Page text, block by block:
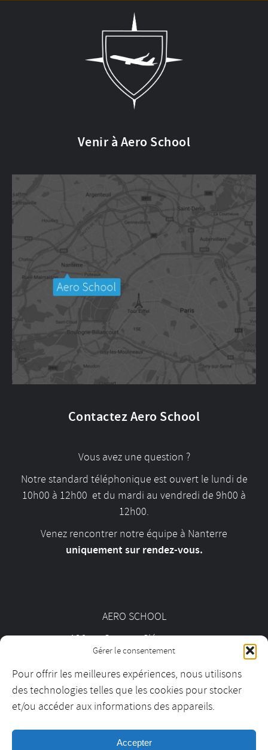
Gérer le consentement
Pour offrir les meilleures expériences, nous utilisons
des technologies telles que les cookies pour stocker
et/ou accéder aux informations des appareils.
Accepter
Venir à Aero School
Contactez Aero School
Vous avez une question ?
Notre standard téléphonique est ouvert le lundi de
10h00 à 12h00 et du mardi au vendredi de 9h00 à
12h00.
Venez rencontrer notre équipe à Nanterre
uniquement sur rendez-vous.
AERO SCHOOL
126 av. Georges Clémenceau
01 55 69 19 30
contact@aeroschool.fr